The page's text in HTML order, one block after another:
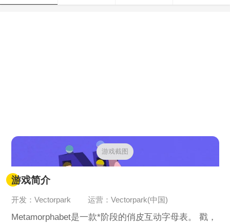
游戏截图
游戏简介
开发：Vectorpark 运营：Vectorpark(中国)
Metamorphabet是一款*阶段的俏皮互动字母表。 戳，